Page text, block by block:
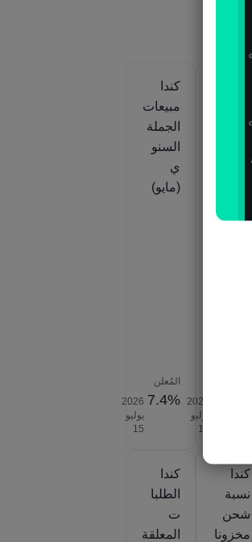
شركا
2026‎
يوليو
‎15
كندا
مبيعات
الجملة
السنو
ي
(مايو)
المُعلن
7.4%
2026‎
يوليو
‎15
كندا
نسبة
شحن
مخزونا
كندا
الطلبا
ت
المعلقة